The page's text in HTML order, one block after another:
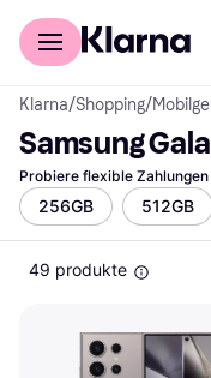
Für Shopper
Klarna/Shopping/
Samsung
Probiere flexible
256GB 512GB
49 produkte